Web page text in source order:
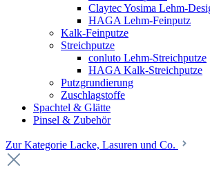
Claytec Yosima Lehm-
HAGA Lehm-Feinputz
Kalk-Feinputze
Streichputze
conluto Lehm-Streichputze
HAGA Kalk-Streichputze
Putzgrundierung
Zuschlagstoffe
Spachtel & Glätte
Pinsel & Zubehör
Zur Kategorie Lacke, Lasuren und Co.